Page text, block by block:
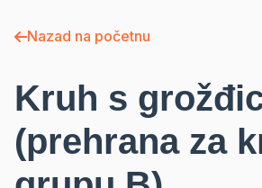
Nazad na početnu
Kruh s
(prehrana za